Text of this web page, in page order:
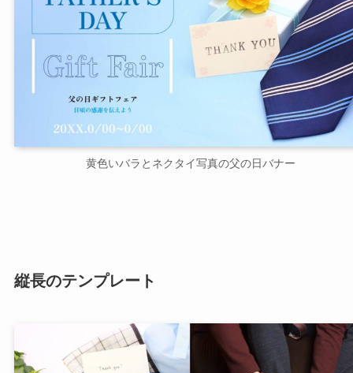
黄色いバラとネクタイ写真の父の日バナー
縦長のテンプレート